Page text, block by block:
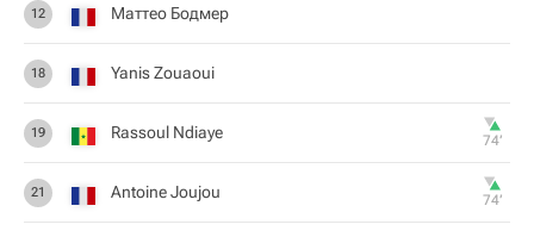
12 Маттео Бодмер
18 Yanis Zouaoui
19 Rassoul Ndiaye 74‎’‎
21 Antoine Joujou 74‎’‎